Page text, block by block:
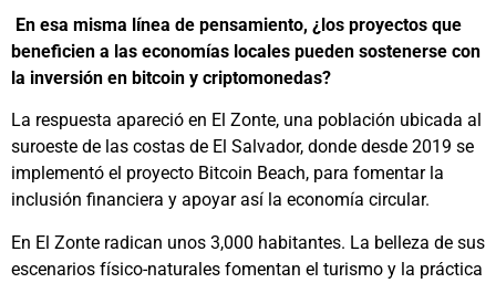
En esa misma línea de pensamiento, ¿los proyectos que
beneficien a las economías locales pueden sostenerse con
la inversión en bitcoin y criptomonedas?
La respuesta apareció en El Zonte, una población ubicada al
suroeste de las costas de El Salvador, donde desde 2019 se
implementó el proyecto Bitcoin Beach, para fomentar la
inclusión financiera y apoyar así la economía circular.
En El Zonte radican unos 3,000 habitantes. La belleza de sus
escenarios físico-naturales fomentan el turismo y la práctica